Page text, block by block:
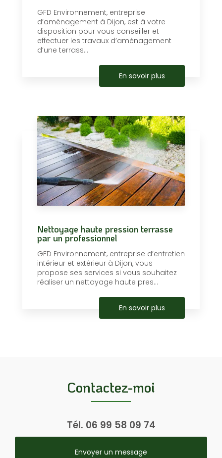
GFD Environnement, entreprise
d’aménagement à Dijon, est à votre
disposition pour vous conseiller et
effectuer les travaux d’aménagement
d’une terrass...
En savoir plus
Nettoyage haute pression terrasse
par un professionnel
GFD Environnement, entreprise d’entretien
intérieur et extérieur à Dijon, vous
propose ses services si vous souhaitez
réaliser un nettoyage haute pres...
En savoir plus
Contactez-moi
Tél. 06 99 58 09 74
Envoyer un message